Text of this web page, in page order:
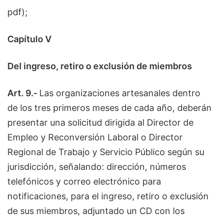
pdf);
Capítulo V
Del ingreso, retiro o exclusión de miembros
Art. 9.- Las organizaciones artesanales dentro
de los tres primeros meses de cada año, deberán
presentar una solicitud dirigida al Director de
Empleo y Reconversión Laboral o Director
Regional de Trabajo y Servicio Público según su
jurisdicción, señalando: dirección, números
telefónicos y correo electrónico para
notificaciones, para el ingreso, retiro o exclusión
de sus miembros, adjuntado un CD con los